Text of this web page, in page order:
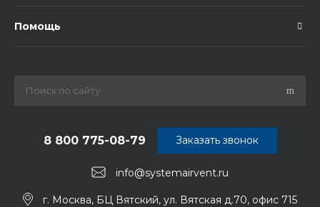
Помощь
info@systemairvent.ru
8 800 775-08-79
г. Москва, БЦ Вятский, ул. Вятская д.70, офис 715
Заказать звонок